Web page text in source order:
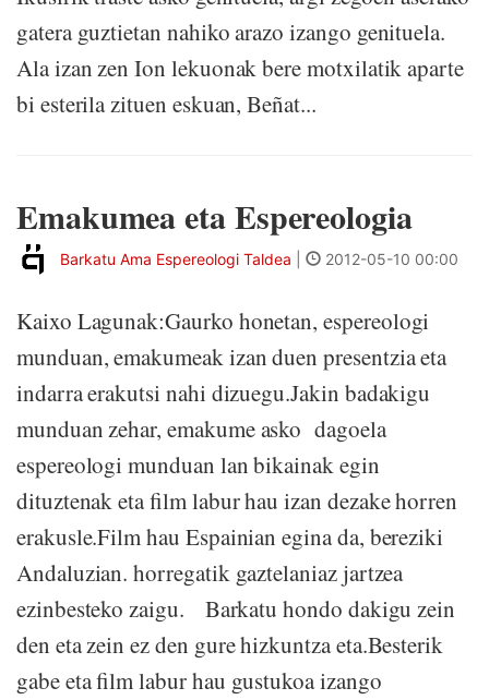
gatera guztietan nahiko arazo izango genituela.
Ala izan zen Ion lekuonak bere motxilatik aparte
bi esterila zituen eskuan, Beñat...
Emakumea eta Espereologia
Barkatu Ama Espereologi Taldea 2012-05-10 00:00
Kaixo Lagunak:Gaurko honetan, espereologi
munduan, emakumeak izan duen presentzia eta
indarra erakutsi nahi dizuegu.Jakin badakigu
munduan zehar, emakume asko dagoela
espereologi munduan lan bikainak egin
dituztenak eta film labur hau izan dezake horren
erakusle.Film hau Espainian egina da, bereziki
Andaluzian. horregatik gaztelaniaz jartzea
ezinbesteko zaigu. Barkatu hondo dakigu zein
den eta zein ez den gure hizkuntza eta.Besterik
gabe eta film labur hau gustukoa izango